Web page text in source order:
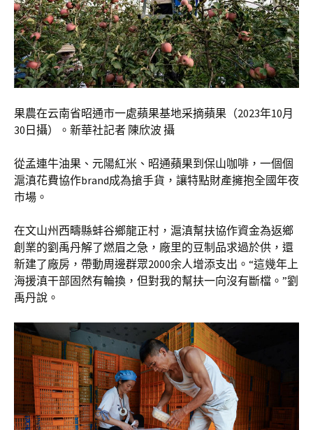
果農在云南省昭通市一處蘋果基地采摘蘋果（2023年10月
30日攝）。新華社記者 陳欣波 攝
從孟連牛油果、元陽紅米、昭通蘋果到保山咖啡，一個個
滬滇花費協作brand成為搶手貨，讓特點財產擁抱全國年夜
市場。
在文山州西疇縣蚌谷鄉龍正村，滬滇幫扶協作資金為返鄉
創業的劉禹丹解了燃眉之急，廠里的豆制品求過於供，還
新建了廠房，帶動周邊群眾2000余人增添支出。“這幾年上
海援滇干部固然有輪換，但對我的幫扶一向沒有斷檔。”劉
禹丹說。